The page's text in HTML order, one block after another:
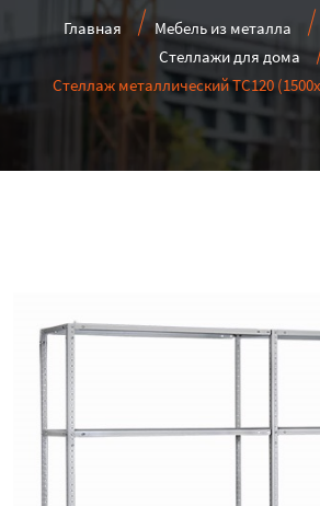
Главная Мебель из металла
Стеллажи для дома
Стеллаж металлический ТС120